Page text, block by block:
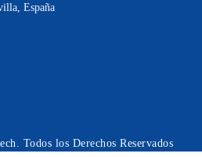
España
Todos los Derechos Reservados